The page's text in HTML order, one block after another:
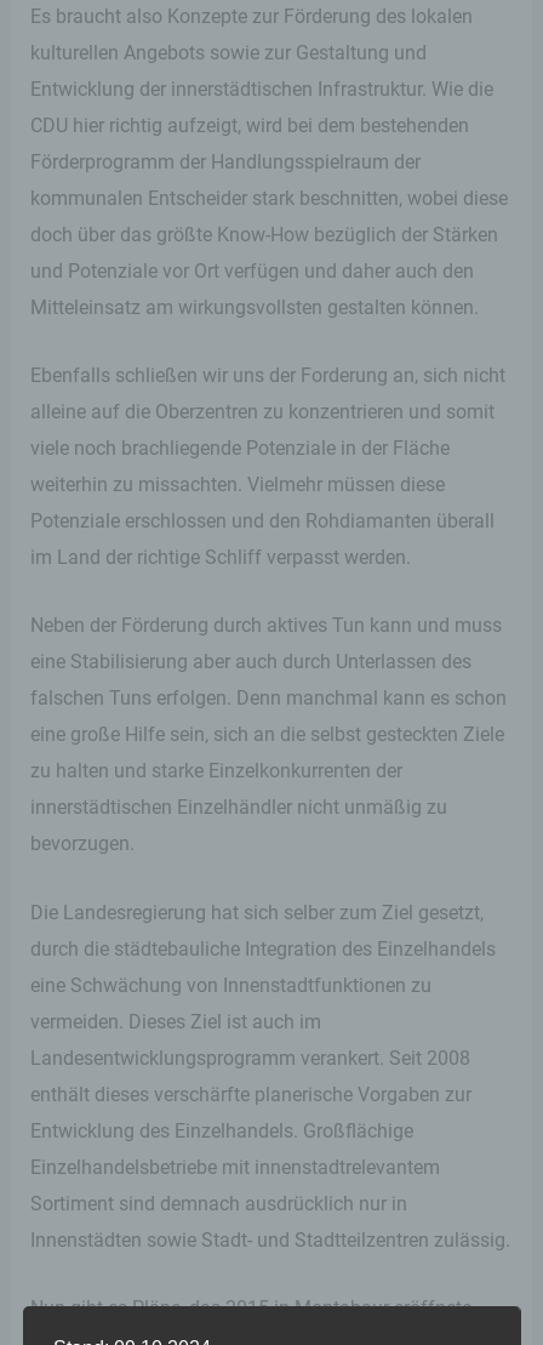
Es braucht also Konzepte zur Förderung des lokalen
kulturellen Angebots sowie zur Gestaltung und
Entwicklung der innerstädtischen Infrastruktur. Wie die
CDU hier richtig aufzeigt, wird bei dem bestehenden
Förderprogramm der Handlungsspielraum der
kommunalen Entscheider stark beschnitten, wobei diese
doch über das größte Know-How bezüglich der Stärken
und Potenziale vor Ort verfügen und daher auch den
Mitteleinsatz am wirkungsvollsten gestalten können.
Ebenfalls schließen wir uns der Forderung an, sich nicht
alleine auf die Oberzentren zu konzentrieren und somit
viele noch brachliegende Potenziale in der Fläche
weiterhin zu missachten. Vielmehr müssen diese
Potenziale erschlossen und den Rohdiamanten überall
im Land der richtige Schliff verpasst werden.
Neben der Förderung durch aktives Tun kann und muss
eine Stabilisierung aber auch durch Unterlassen des
falschen Tuns erfolgen. Denn manchmal kann es schon
eine große Hilfe sein, sich an die selbst gesteckten Ziele
zu halten und starke Einzelkonkurrenten der
innerstädtischen Einzelhändler nicht unmäßig zu
bevorzugen.
Die Landesregierung hat sich selber zum Ziel gesetzt,
durch die städtebauliche Integration des Einzelhandels
eine Schwächung von Innenstadtfunktionen zu
vermeiden. Dieses Ziel ist auch im
Landesentwicklungsprogramm verankert. Seit 2008
enthält dieses verschärfte planerische Vorgaben zur
Entwicklung des Einzelhandels. Großflächige
Einzelhandelsbetriebe mit innenstadtrelevantem
Sortiment sind demnach ausdrücklich nur in
Innenstädten sowie Stadt- und Stadtteilzentren zulässig.
Nun gibt es Pläne, das 2015 in Montabaur eröffnete